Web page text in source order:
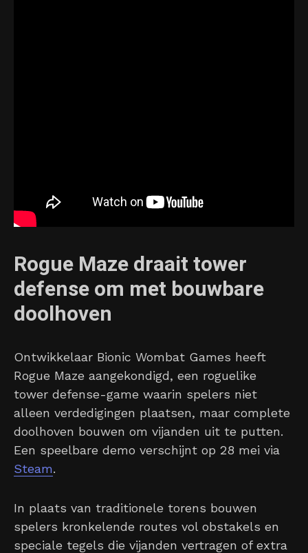
Rogue Maze draait tower
defense om met bouwbare
doolhoven
Ontwikkelaar Bionic Wombat Games heeft
Rogue Maze aangekondigd, een roguelike
tower defense-game waarin spelers niet
alleen verdedigingen plaatsen, maar complete
doolhoven bouwen om vijanden uit te putten.
Een speelbare demo verschijnt op 28 mei via
Steam.
In plaats van traditionele torens bouwen
spelers kronkelende routes vol obstakels en
speciale tegels die vijanden vertragen of extra